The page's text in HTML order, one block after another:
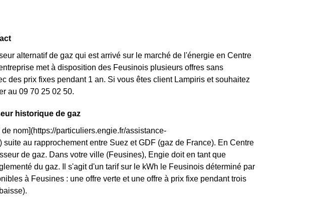
alternatif de gaz qui est arrivé sur le marché de l'énergie en Centre
met à disposition des Feusinois plusieurs offres sans
des prix fixes pendant 1 an. Si vous êtes client Lampiris et souhaitez
au 09 70 25 02 50.
historique de gaz
nom](https://particuliers.engie.fr/assistance-
au rapprochement entre Suez et GDF (gaz de France). En Centre
de gaz. Dans votre ville (Feusines), Engie doit en tant que
du gaz. Il s'agit d'un tarif sur le kWh le Feusinois déterminé par
à Feusines : une offre verte et une offre à prix fixe pendant trois